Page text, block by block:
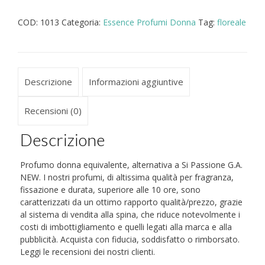
profumo
quantità
COD: 1013 Categoria: Essence Profumi Donna Tag: floreale
Descrizione Informazioni aggiuntive
Recensioni (0)
Descrizione
Profumo donna equivalente, alternativa a Si Passione G.A.
NEW. I nostri profumi, di altissima qualità per fragranza,
fissazione e durata, superiore alle 10 ore, sono
caratterizzati da un ottimo rapporto qualità/prezzo, grazie
al sistema di vendita alla spina, che riduce notevolmente i
costi di imbottigliamento e quelli legati alla marca e alla
pubblicità. Acquista con fiducia, soddisfatto o rimborsato.
Leggi le recensioni dei nostri clienti.